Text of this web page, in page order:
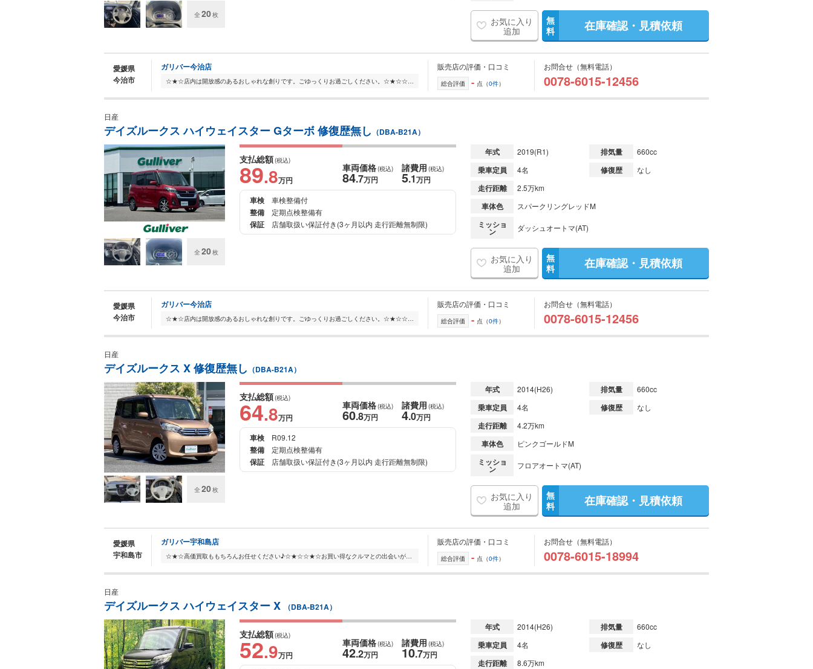
全 20枚
お気に入り
追加
無
料
在庫確認・見積依頼
愛媛県
今治市
ガリバー今治店
☆★☆店内は開放感のあるおしゃれな創りです。ごゆっくりお過ごしください。☆★☆☆★☆キッズルームも完備しておりますので、お子様もゆったり遊べます。☆★☆☆★☆展示台数約100...
販売店の評価・口コミ
総合評価 - 点（0件）
お問合せ（無料電話）
0078-6015-12456
日産
デイズルークス ハイウェイスター Gターボ 修復歴無し （DBA-B21A）
全 20枚
支払総額(税込)
89.8万円
車両価格(税込)
84.7万円
諸費用 (税込)
5.1万円
車検
車検整備付
整備 定期点検整備有
保証 店舗取扱い保証付き(3ヶ月以内 走行距離無制限)
年式 2019(R1) 排気量 660cc
乗車定員 4名 修復歴 なし
走行距離 2.5万km
車体色 スパークリングレッドM
ミッショ
ン ダッシュオートマ(AT)
お気に入り
追加
無
料
在庫確認・見積依頼
愛媛県
今治市
ガリバー今治店
☆★☆店内は開放感のあるおしゃれな創りです。ごゆっくりお過ごしください。☆★☆☆★☆キッズルームも完備しておりますので、お子様もゆったり遊べます。☆★☆☆★☆展示台数約100...
販売店の評価・口コミ
総合評価 - 点（0件）
お問合せ（無料電話）
0078-6015-12456
日産
デイズルークス X 修復歴無し （DBA-B21A）
全 20枚
支払総額(税込)
64.8万円
車両価格(税込)
60.8万円
諸費用 (税込)
4.0万円
車検
R09.12
整備 定期点検整備有
保証 店舗取扱い保証付き(3ヶ月以内 走行距離無制限)
年式 2014(H26) 排気量 660cc
乗車定員 4名 修復歴 なし
走行距離 4.2万km
車体色 ピンクゴールドM
ミッショ
ン フロアオートマ(AT)
お気に入り
追加
無
料
在庫確認・見積依頼
愛媛県
宇和島市
ガリバー宇和島店
☆★☆高価買取ももちろんお任せください♪☆★☆☆★☆お買い得なクルマとの出会いがあります。ご来店お待ちしております♪☆★☆☆★☆キッズスペースご用意しております。 お子様連れ...
販売店の評価・口コミ
総合評価 - 点（0件）
お問合せ（無料電話）
0078-6015-18994
日産
デイズルークス ハイウェイスター X （DBA-B21A）
支払総額(税込)
52.9万円
車両価格(税込)
42.2万円
諸費用 (税込)
10.7万円
年式 2014(H26) 排気量 660cc
乗車定員 4名 修復歴 なし
走行距離 8.6万km